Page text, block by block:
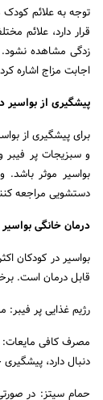
توجه به علائم
قرار دارد، علائم
زدگی مشاهده
اجابت مزاج اشاره
پیشگیری از بواسیر
برای پیشگیری از
و سبزیجات پر
بواسیر موثر
دستشویی مراجعه
درمان خانگی
بواسیر در کودکان
قابل درمان است.
رژیم غذایی پر
مصرف کافی مایعات:
دنبال دارد، پیشگیری